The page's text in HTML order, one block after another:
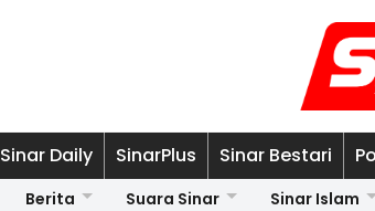
Sinar Daily SinarPlus Sinar Bestari
Berita Suara Sinar Sinar Islam